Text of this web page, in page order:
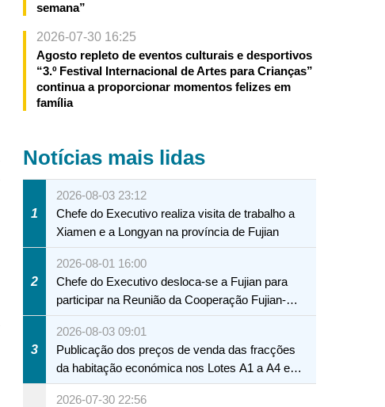
semana”
2026-07-30 16:25
Agosto repleto de eventos culturais e desportivos
“3.º Festival Internacional de Artes para Crianças”
continua a proporcionar momentos felizes em
família
Notícias mais lidas
1
2026-08-03 23:12
Chefe do Executivo realiza visita de trabalho a
Xiamen e a Longyan na província de Fujian
2
2026-08-01 16:00
Chefe do Executivo desloca-se a Fujian para
participar na Reunião da Cooperação Fujian-
Macau
3
2026-08-03 09:01
Publicação dos preços de venda das fracções
da habitação económica nos Lotes A1 a A4 e
A12 da Zona A dos Novos Aterros
2026-07-30 22:56